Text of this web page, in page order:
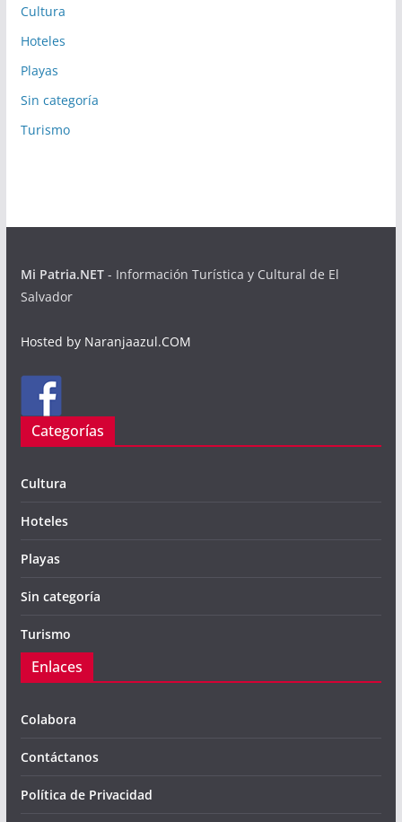
Cultura
Hoteles
Playas
Sin categoría
Turismo
Mi Patria.NET- Información Turística y Cultural de El
Salvador
Hosted by Naranjaazul.COM
Categorías
Cultura
Hoteles
Playas
Sin categoría
Turismo
Enlaces
Colabora
Contáctanos
Política de Privacidad